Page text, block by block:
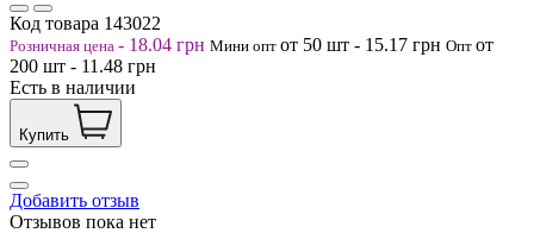
Код товара 143022
Розничная цена - 18.04 грн Мини опт от 50 шт - 15.17 грн Опт от
200 шт - 11.48 грн
Есть в наличии
Купить
Добавить отзыв
Отзывов пока нет